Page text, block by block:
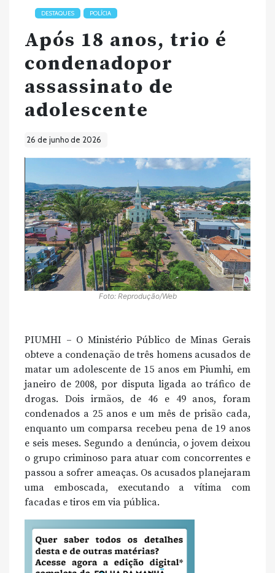
DESTAQUES POLÍCIA
Após 18 anos, trio é
condenadopor
assassinato de
adolescente
26 de junho de 2026
Foto: Reprodução/Web
PIUMHI – O Ministério Público de Minas Gerais
obteve a condenação de três homens acusados de
matar um adolescente de 15 anos em Piumhi, em
janeiro de 2008, por disputa ligada ao tráfico de
drogas. Dois irmãos, de 46 e 49 anos, foram
condenados a 25 anos e um mês de prisão cada,
enquanto um comparsa recebeu pena de 19 anos
e seis meses. Segundo a denúncia, o jovem deixou
o grupo criminoso para atuar com concorrentes e
passou a sofrer ameaças. Os acusados planejaram
uma emboscada, executando a vítima com
facadas e tiros em via pública.